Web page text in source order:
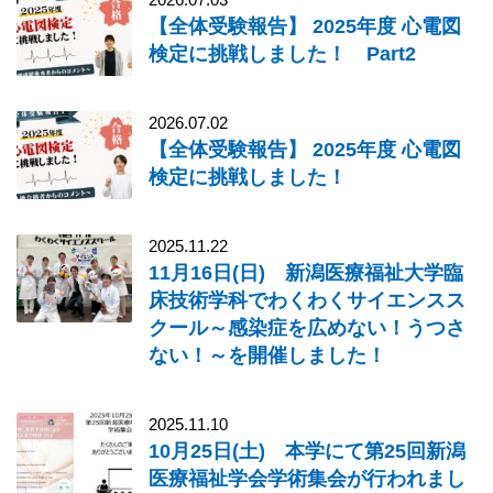
【全体受験報告】 2025年度 心電図
検定に挑戦しました！ Part2
2026.07.02
【全体受験報告】 2025年度 心電図
検定に挑戦しました！
2025.11.22
11月16日(日) 新潟医療福祉大学臨
床技術学科でわくわくサイエンスス
クール～感染症を広めない！うつさ
ない！～を開催しました！
2025.11.10
10月25日(土) 本学にて第25回新潟
医療福祉学会学術集会が行われまし